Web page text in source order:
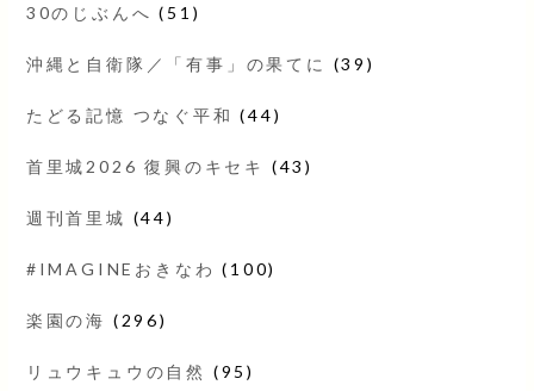
30のじぶんへ (51)
沖縄と自衛隊／「有事」の果てに (39)
たどる記憶 つなぐ平和 (44)
首里城2026 復興のキセキ (43)
週刊首里城 (44)
#IMAGINEおきなわ (100)
楽園の海 (296)
リュウキュウの自然 (95)